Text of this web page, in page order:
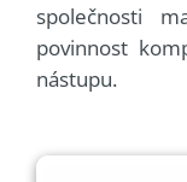
společnosti
povinnost
nástupu.